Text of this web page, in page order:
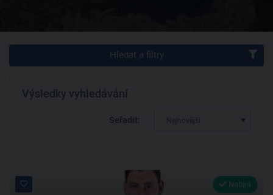
Hledat a filtry
Výsledky vyhledávání
Seřadit: Nejnovější
Nabírá